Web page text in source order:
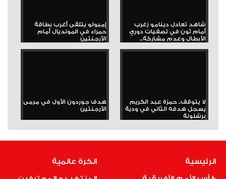
شاهد تعادل دينامو زغرب
أمام ثون في تصفيات دوري
الأبطال وعدم مشاركة...
إمبولو يتلقى أغرب بطاقة
حمراء في المونديال أمام
الأرجنتين
لا يتوقف.. حمزة عبد الكريم
يسجل هدفه الثاني في ودية
برشلونة
هدف جوردون الأول في مرمى
الأرجنتين
الرئيسية
الكرة عالمية